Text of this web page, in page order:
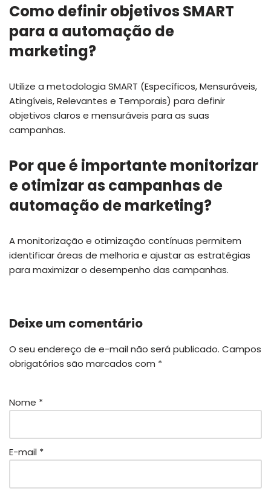
Como definir objetivos SMART
para a automação de
marketing?
Utilize a metodologia SMART (Específicos, Mensuráveis,
Atingíveis, Relevantes e Temporais) para definir
objetivos claros e mensuráveis para as suas
campanhas.
Por que é importante monitorizar
e otimizar as campanhas de
automação de marketing?
A monitorização e otimização contínuas permitem
identificar áreas de melhoria e ajustar as estratégias
para maximizar o desempenho das campanhas.
Deixe um comentário
O seu endereço de e-mail não será publicado. Campos
obrigatórios são marcados com *
Nome *
E-mail *